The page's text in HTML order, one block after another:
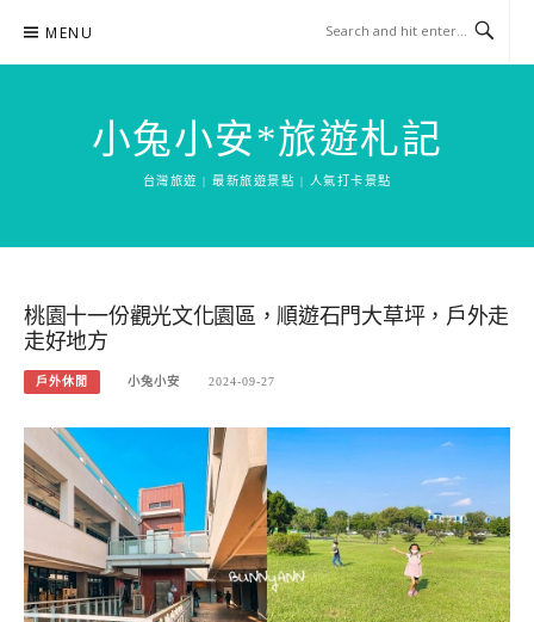
content
MENU
小兔小安*旅遊札記
台灣旅遊 | 最新旅遊景點 | 人氣打卡景點
桃園十一份觀光文化園區，順遊石門大草坪，戶外走
走好地方
戶外休閒 小兔小安 2024-09-27